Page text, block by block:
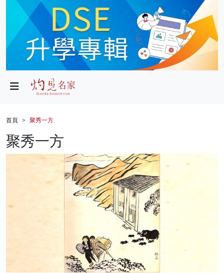
政局
財經
生活
健康
首頁 聚秀一方
聚秀一方